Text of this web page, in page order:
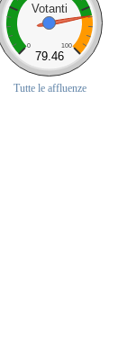
Votanti
0 100
79.46
Tutte le affluenze